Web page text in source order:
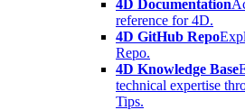
4D Documentation
reference for 4D.
4D GitHub Repo
Repo.
4D Knowledge Base
technical expertise
Tips.